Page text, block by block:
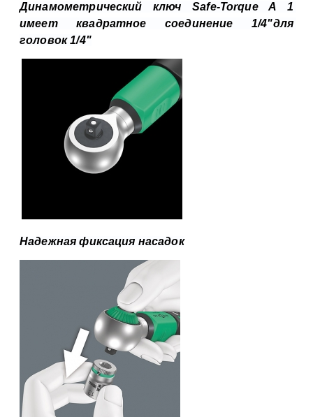
Динамометрический ключ Safe-Torque A 1
имеет квадратное соединение 1/4"для
головок 1/4"
Надежная фиксация насадок